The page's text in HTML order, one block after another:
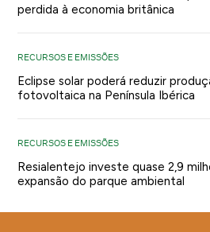
perdida à economia britânica
RECURSOS E EMISSÕES
Eclipse solar poderá reduzir
fotovoltaica na Península Ibérica
RECURSOS E EMISSÕES
Resialentejo investe quase 2,9
expansão do parque ambiental